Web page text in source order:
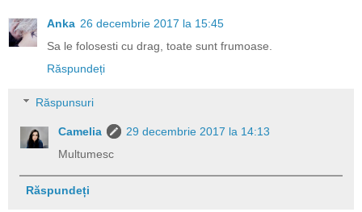
Anka 26 decembrie 2017 la 15:45
Sa le folosesti cu drag, toate sunt frumoase.
Răspundeți
Răspunsuri
Camelia
29 decembrie 2017 la 14:13
Multumesc
Răspundeți